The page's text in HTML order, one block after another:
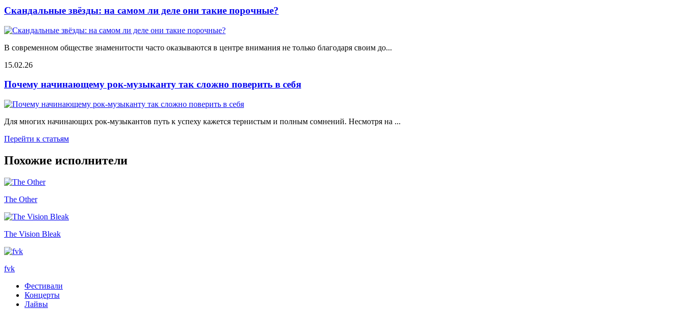
Скандальные звёзды: на самом ли деле они такие порочные?
В современном обществе знаменитости часто оказываются в центре внимания не только благодаря своим до...
15.02.26
Почему начинающему рок-музыканту так сложно поверить в себя
Для многих начинающих рок-музыкантов путь к успеху кажется тернистым и полным сомнений. Несмотря на ...
Перейти к статьям
Похожие исполнители
The Other
The Vision Bleak
fvk
Фестивали
Концерты
Лайвы